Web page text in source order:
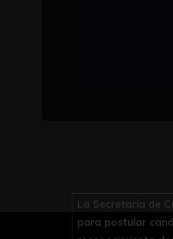
La Secretaría de
para postular